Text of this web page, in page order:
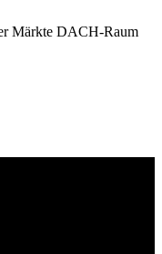
Märkte DACH-Raum